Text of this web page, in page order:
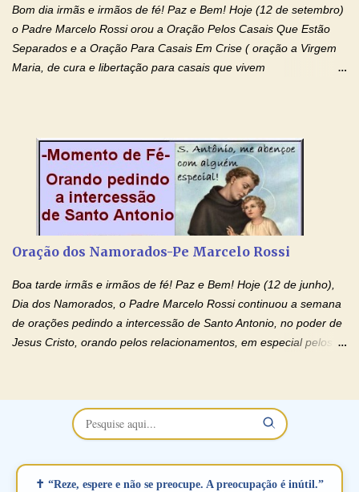
Bom dia irmãs e irmãos de fé! Paz e Bem! Hoje (12 de setembro)
o Padre Marcelo Rossi orou a Oração Pelos Casais Que Estão
Separados e a Oração Para Casais Em Crise ( oração a Virgem
Maria, de cura e libertação para casais que vivem
no programa de rádio Momento de Fé, pela cura dos
relacionamentos. Seu relacionamento está doente? Você está
sofrendo? Então ouça o Momento de Fé e entre nesta corrente
de orações abençoadas, d eixe o Amor Ágape de Jesus curar e
restaurar você e seu relacionamento. Adriana-Devoção e Fé
separados, devido ao envolvimento de outras pessoas no
relacionamento e que minaram, espiritualmente, a relação do
casal. Vamos orar (coloque o seu esposo ou esposa diante de
Deus). "Senhor Jesus, restaura os laços ...
Oração dos Namorados-Pe Marcelo Rossi
Boa tarde irmãs e irmãos de fé! Paz e Bem! Hoje (12 de junho),
Dia dos Namorados, o Padre Marcelo Rossi continuou a semana
de orações pedindo a intercessão de Santo Antonio, no poder de
Jesus Cristo, orando pelos relacionamentos, em especial pelos
maravilhosos cartões que coloquei aqui para vocês. Não perca
esta abençoada semana no Momento de Fé do Padre Marcelo,
vamos juntos formar esta forte corrente de orações. Você que
verdadeiro, ou que está com problemas no relacionamento
✝ “Reze, espere e não se preocupe. A preocupação é inútil.”